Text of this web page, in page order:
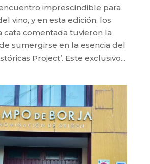
imprescindible para
vino, y en esta edición, los
cata comentada tuvieron la
sumergirse en la esencia del
Project’. Este exclusivo...